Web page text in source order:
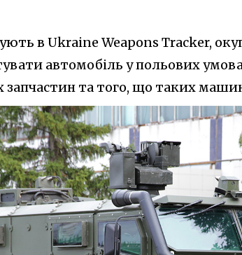
в Ukraine Weapons Tracker,
автомобіль у польових
запчастин та того, що таких